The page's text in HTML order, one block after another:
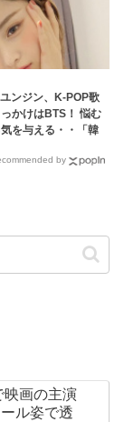
ンジン、K-POP歌
かけはBTS！ 悩む
を与える・・「韓
エピソードを明かす
by
映画の主演
ル姿で透